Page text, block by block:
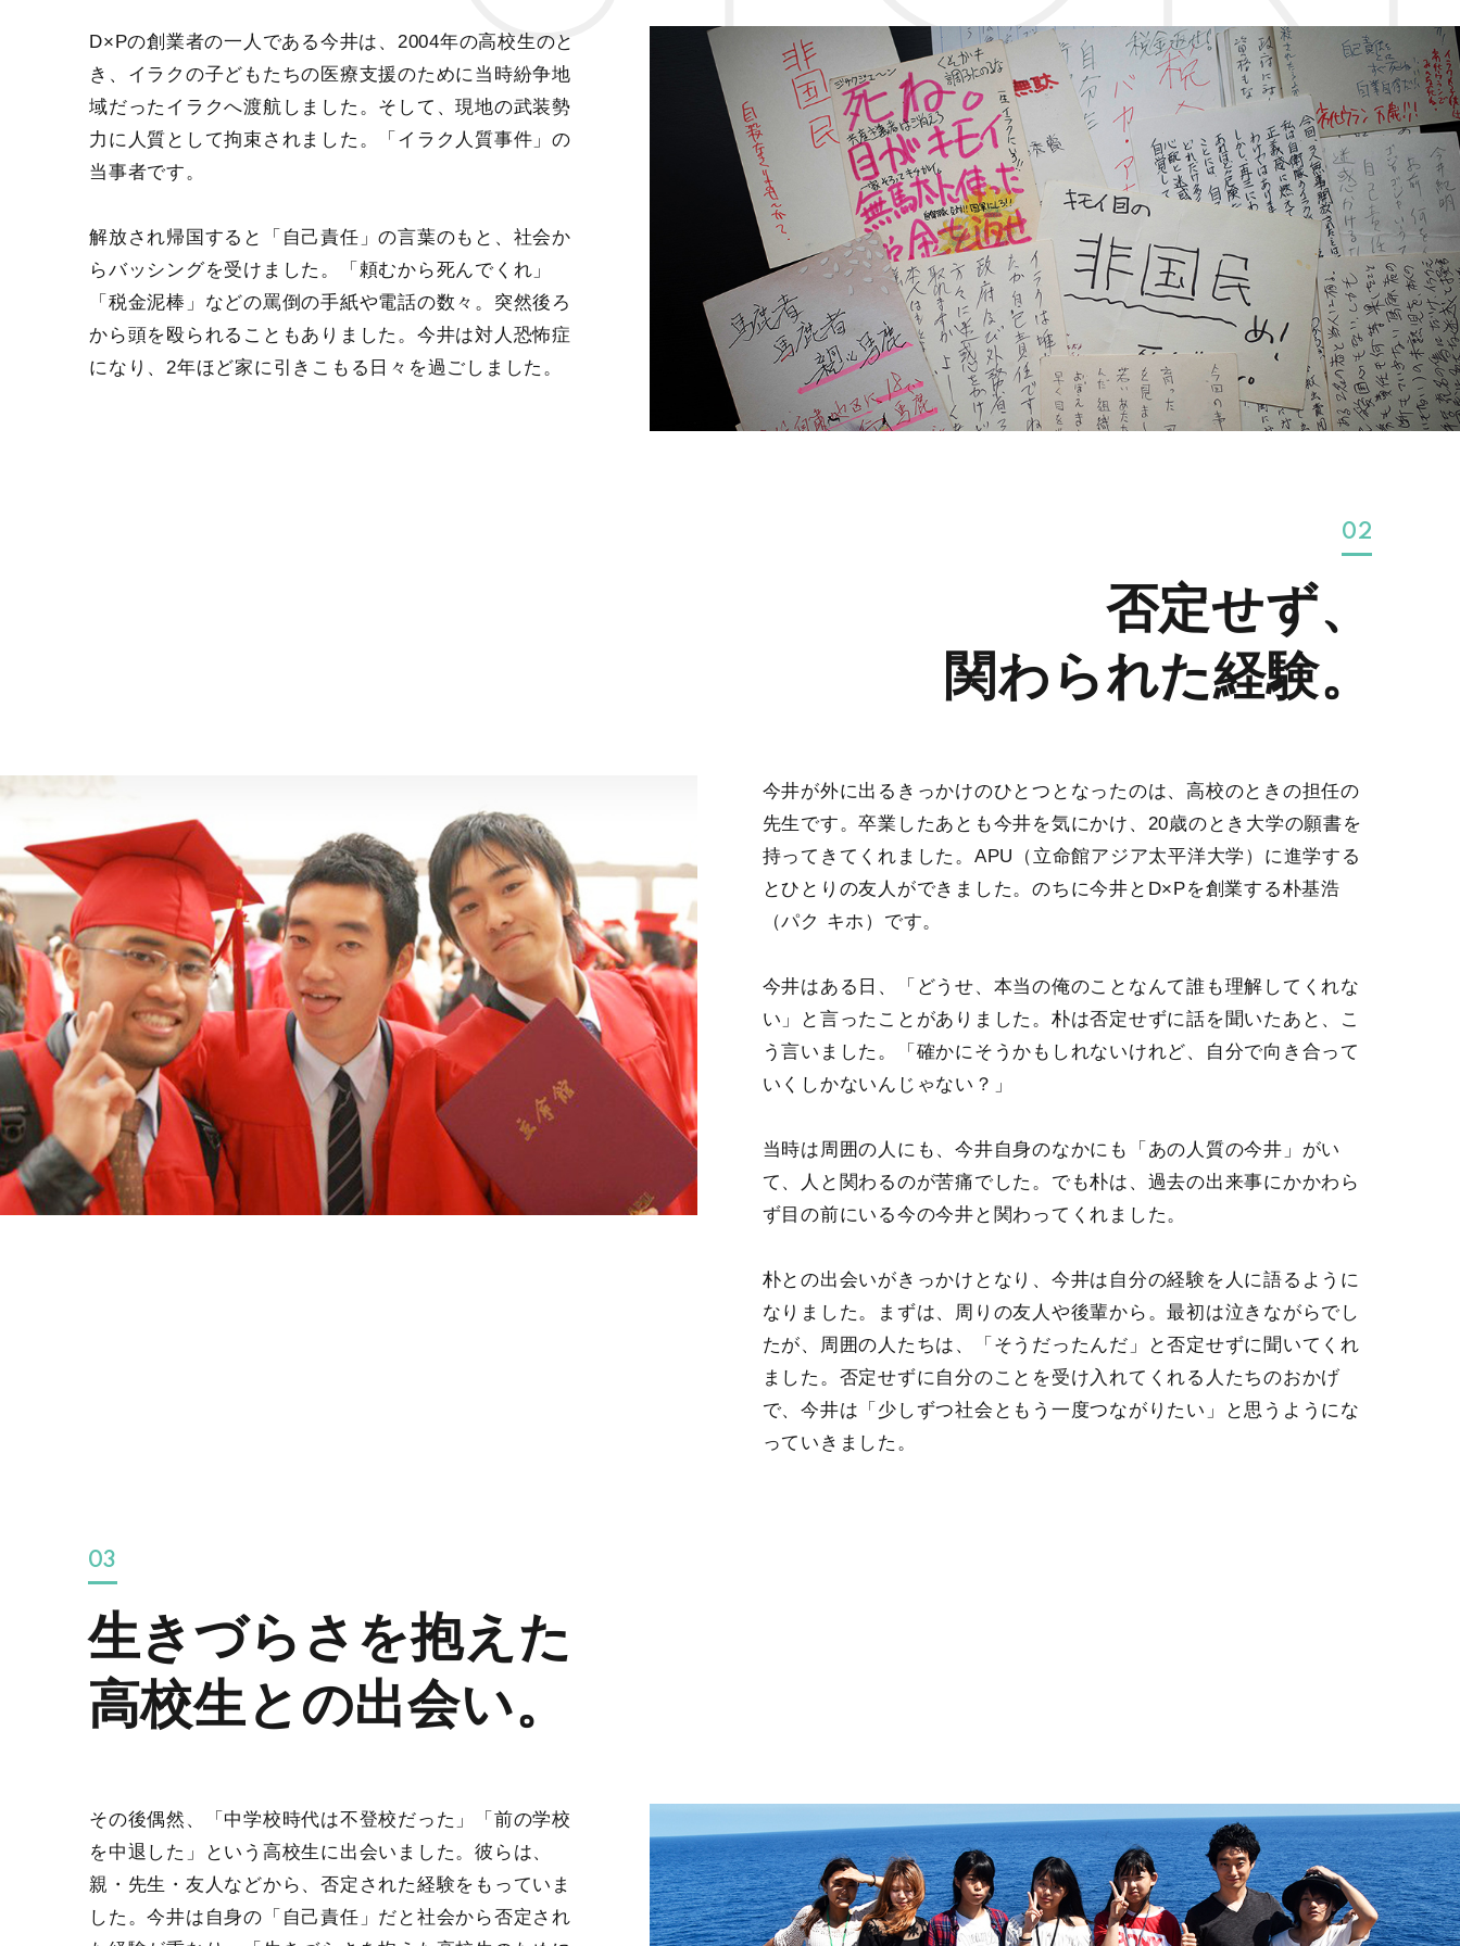
D×Pの創業者の一人である今井は、2004年の高校生のと
き、イラクの子どもたちの医療支援のために当時紛争地
域だったイラクへ渡航しました。そして、現地の武装勢
力に人質として拘束されました。「イラク人質事件」の
当事者です。
解放され帰国すると「自己責任」の言葉のもと、社会か
らバッシングを受けました。「頼むから死んでくれ」
「税金泥棒」などの罵倒の手紙や電話の数々。突然後ろ
から頭を殴られることもありました。今井は対人恐怖症
になり、2年ほど家に引きこもる日々を過ごしました。
02
否定せず、
関わられた経験。
今井が外に出るきっかけのひとつとなったのは、高校のときの担任の
先生です。卒業したあとも今井を気にかけ、20歳のとき大学の願書を
持ってきてくれました。APU（立命館アジア太平洋大学）に進学する
とひとりの友人ができました。のちに今井とD×Pを創業する朴基浩
（パク キホ）です。
今井はある日、「どうせ、本当の俺のことなんて誰も理解してくれな
い」と言ったことがありました。朴は否定せずに話を聞いたあと、こ
う言いました。「確かにそうかもしれないけれど、自分で向き合って
いくしかないんじゃない？」
当時は周囲の人にも、今井自身のなかにも「あの人質の今井」がい
て、人と関わるのが苦痛でした。でも朴は、過去の出来事にかかわら
ず目の前にいる今の今井と関わってくれました。
朴との出会いがきっかけとなり、今井は自分の経験を人に語るように
なりました。まずは、周りの友人や後輩から。最初は泣きながらでし
たが、周囲の人たちは、「そうだったんだ」と否定せずに聞いてくれ
ました。否定せずに自分のことを受け入れてくれる人たちのおかげ
で、今井は「少しずつ社会ともう一度つながりたい」と思うようにな
っていきました。
03
生きづらさを抱えた
高校生との出会い。
その後偶然、「中学校時代は不登校だった」「前の学校
を中退した」という高校生に出会いました。彼らは、
親・先生・友人などから、否定された経験をもっていま
した。今井は自身の「自己責任」だと社会から否定され